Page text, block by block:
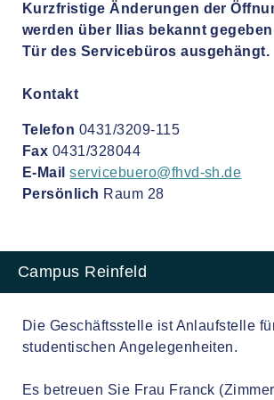
Kurzfristige Änderungen der
werden über Ilias bekannt
Tür des Servicebüros ausgehängt.
Kontakt
Telefon 0431/3209-115
Fax 0431/328044
E-Mail servicebuero@fhvd-sh.de
Persönlich Raum 28
Campus Reinfeld
Die Geschäftsstelle ist Anlaufstelle
studentischen Angelegenheiten.
Es betreuen Sie Frau Franck